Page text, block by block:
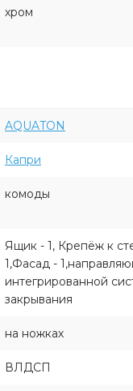
хром
AQUATON
Капри
комоды
Ящик - 1, Крепёж к
1,Фасад -
интегрированной
закрывания
на ножках
ВЛДСП